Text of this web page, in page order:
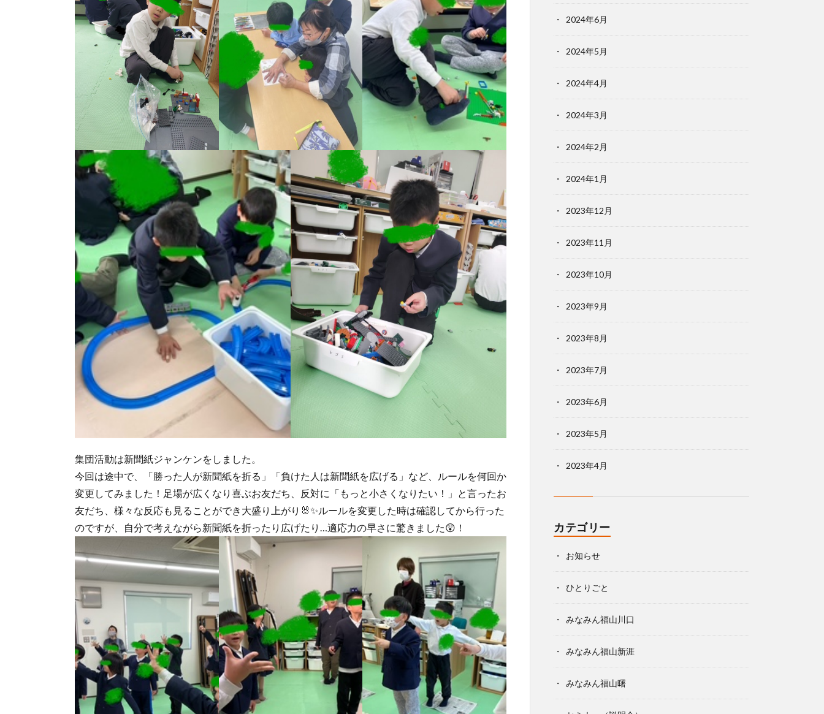
集団活動は新聞紙ジャンケンをしました。
今回は途中で、「勝った人が新聞紙を折る」「負けた人は新聞紙を広げる」など、ルールを何回か
変更してみました！足場が広くなり喜ぶお友だち、反対に「もっと小さくなりたい！」と言ったお
友だち、様々な反応も見ることができ大盛り上がり🐰✨ルールを変更した時は確認してから行った
のですが、自分で考えながら新聞紙を折ったり広げたり…適応力の早さに驚きました😲！
2024年6月
2024年5月
2024年4月
2024年3月
2024年2月
2024年1月
2023年12月
2023年11月
2023年10月
2023年9月
2023年8月
2023年7月
2023年6月
2023年5月
2023年4月
カテゴリー
お知らせ
ひとりごと
みなみん福山川口
みなみん福山新涯
みなみん福山曙